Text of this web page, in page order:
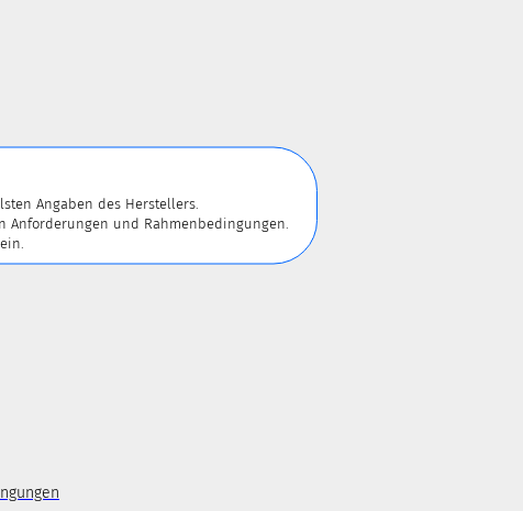
Angaben des Herstellers.
und Rahmenbedingungen.